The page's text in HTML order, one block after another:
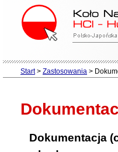
Start> Zastosowania >
Dokumentacja